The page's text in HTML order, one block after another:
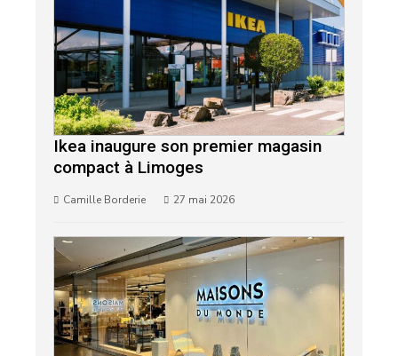
Ikea inaugure son premier magasin
compact à Limoges
Camille Borderie 27 mai 2026